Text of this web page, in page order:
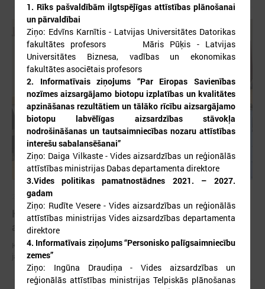
2026. gada 29. aprīlis
Komitejā runā par vides piesārņojuma un ūdens
apsaimniekošanas jautājumiem
Komitejā runā par vides piesārņojuma un ūdens apsaimniekošanas
jautājumiem
1. Rīks pašvaldībām ilgtspējīgas attīstības plānošanai
un pārvaldībai
Ziņo: Edvīns Karnītis - Latvijas Universitātes Datorikas
fakultātes profesors Māris Pūķis - Latvijas
Universitātes Biznesa, vadības un ekonomikas
fakultātes asociētais profesors
2.
Informatīvais ziņojums “Par Eiropas Savienības
nozīmes aizsargājamo biotopu izplatības un kvalitātes
apzināšanas rezultātiem un tālāko rīcību aizsargājamo
biotopu labvēlīgas aizsardzības stāvokļa
nodrošināšanas un tautsaimniecības nozaru attīstības
interešu sabalansēšanai”
Ziņo: Daiga Vilkaste - Vides aizsardzības un reģionālās
attīstības ministrijas Dabas departamenta direktore
3.Vides politikas pamatnostādnes 2021. – 2027.
gadam
Ziņo: Rudīte Vesere - Vides aizsardzības un reģionālās
attīstības ministrijas Vides aizsardzības departamenta
direktore
4. Informatīvais ziņojums “Personisko palīgsaimniecību
zemes”
Ziņo: Ingūna Draudiņa - Vides aizsardzības un
reģionālās attīstības ministrijas Telpiskās plānošanas